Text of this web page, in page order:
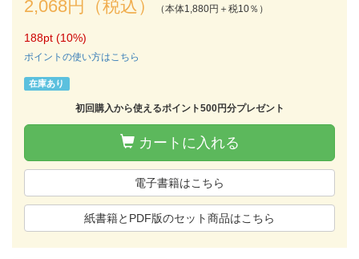
2,068円（税込） （本体1,880円＋税10％）
188pt (10%)
ポイントの使い方はこちら
在庫あり
初回購入から使えるポイント500円分プレゼント
カートに入れる
電子書籍はこちら
紙書籍とPDF版のセット商品はこちら